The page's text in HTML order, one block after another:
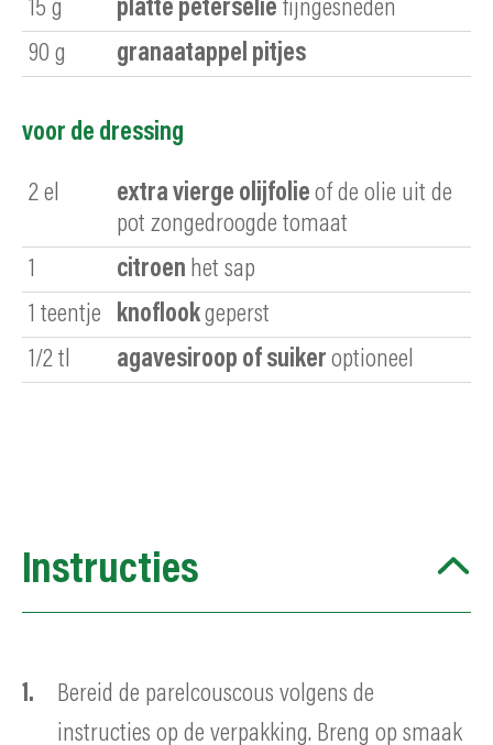
15 g platte peterselie fijngesneden
90 g granaatappel pitjes
voor de dressing
2 el extra vierge olijfolie of de olie uit de
pot zongedroogde tomaat
1
citroen het sap
1 teentje knoflookgeperst
1/2 tl agavesiroop of suiker optioneel
Instructies
Bereid de parelcouscous volgens de
instructies op de verpakking. Breng op smaak